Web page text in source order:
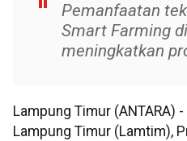
Pemanfaatan
Smart Farming
meningkatkan
Lampung Timur (ANTARA)
Lampung Timur (Lamtim),